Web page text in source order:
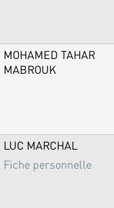
MOHAMED TAHAR
MABROUK
LUC MARCHAL
Fiche personnelle